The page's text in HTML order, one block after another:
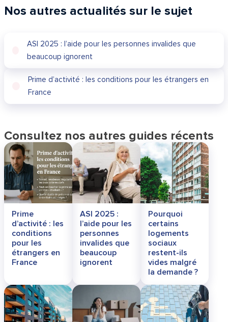
Nos autres actualités sur le sujet
ASI 2025 : l’aide pour les personnes invalides que
beaucoup ignorent
Prime d’activité : les conditions pour les étrangers en
France
Consultez nos autres guides récents
Prime
d’activité : les
conditions
pour les
étrangers en
France
ASI 2025 :
l’aide pour les
personnes
invalides que
beaucoup
ignorent
Pourquoi
certains
logements
sociaux
restent-ils
vides malgré
la demande ?